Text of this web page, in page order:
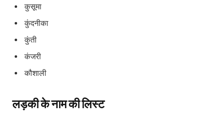
कुसूमा
कुंदनीका
कुंती
कंजरी
कौशाली
लड़की के नाम की लिस्ट